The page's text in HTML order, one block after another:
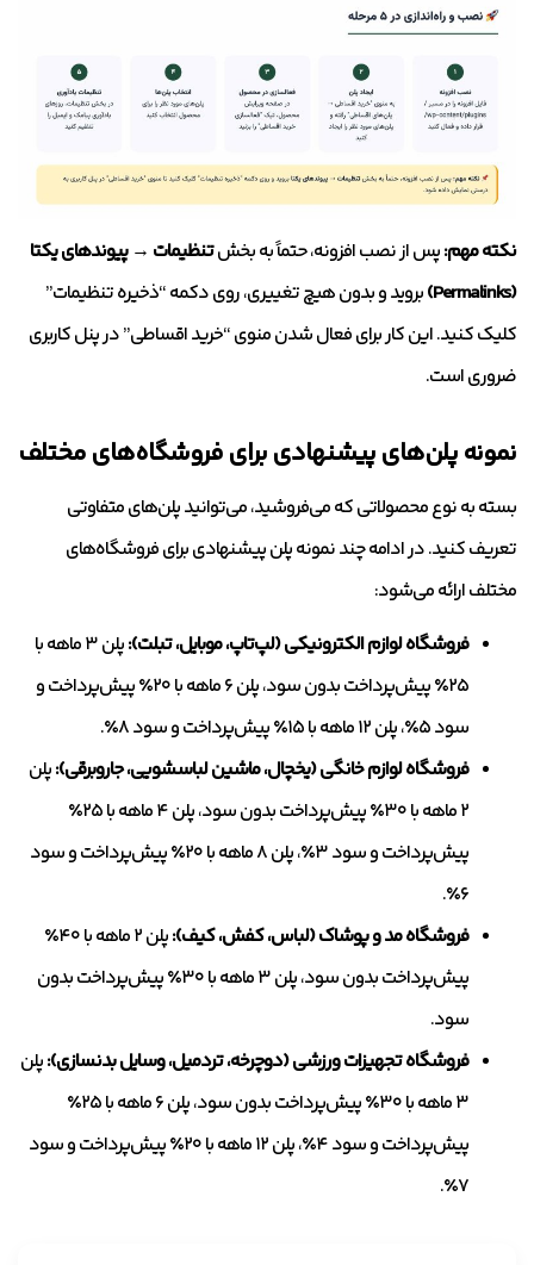
نکته مهم:پس از نصب افزونه، حتماً به بخشتنظیمات → پیوندهای یکتا
(Permalinks)
بروید و بدون هیچ تغییری، روی دکمه “ذخیره تنظیمات”
کلیک کنید. این کار برای فعال شدن منوی “خرید اقساطی” در پنل کاربری
ضروری است.
نمونه پلن‌های پیشنهادی برای فروشگاه‌های مختلف
بسته به نوع محصولاتی که می‌فروشید، می‌توانید پلن‌های متفاوتی
تعریف کنید. در ادامه چند نمونه پلن پیشنهادی برای فروشگاه‌های
مختلف ارائه می‌شود:
فروشگاه لوازم الکترونیکی (لپ‌تاپ، موبایل، تبلت):
پلن ۳ ماهه با
۲۵٪ پیش‌پرداخت بدون سود، پلن ۶ ماهه با ۲۰٪ پیش‌پرداخت و
سود ۵٪، پلن ۱۲ ماهه با ۱۵٪ پیش‌پرداخت و سود ۸٪.
فروشگاه لوازم خانگی (یخچال، ماشین لباسشویی، جاروبرقی):پلن
۲ ماهه با ۳۰٪ پیش‌پرداخت بدون سود، پلن ۴ ماهه با ۲۵٪
پیش‌پرداخت و سود ۳٪، پلن ۸ ماهه با ۲۰٪ پیش‌پرداخت و سود
۶٪.
فروشگاه مد و پوشاک (لباس، کفش، کیف):
پلن ۲ ماهه با ۴۰٪
پیش‌پرداخت بدون سود، پلن ۳ ماهه با ۳۰٪ پیش‌پرداخت بدون
سود.
فروشگاه تجهیزات ورزشی (دوچرخه، تردمیل، وسایل بدنسازی):پلن
۳ ماهه با ۳۰٪ پیش‌پرداخت بدون سود، پلن ۶ ماهه با ۲۵٪
پیش‌پرداخت و سود ۴٪، پلن ۱۲ ماهه با ۲۰٪ پیش‌پرداخت و سود
۷٪.